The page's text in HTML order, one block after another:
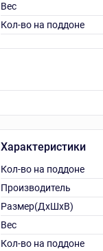
Вес
Кол-во на поддоне
Характеристики
Кол-во на поддоне
Производитель
Размер(ДхШхВ)
Вес
Кол-во на поддоне